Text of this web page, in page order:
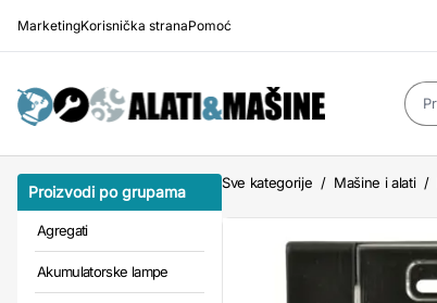
MarketingKorisnička stranaPomoć
Proizvodi po grupama
Agregati
Akumulatorske lampe
Sve kategorije / Mašine i alati /